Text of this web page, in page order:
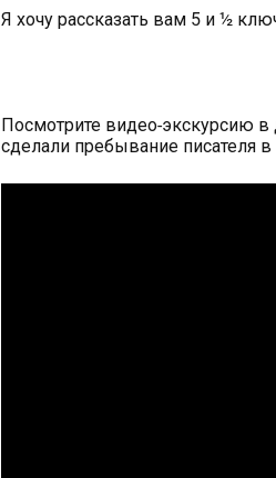
Я хочу рассказать вам 5 и ½
Посмотрите видео-экскурсию
сделали пребывание писателя